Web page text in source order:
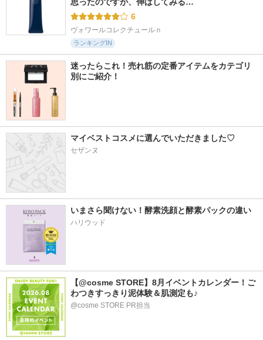
6
ヴォワールコレクチュールｎ
ランキングIN
迷ったらこれ！売れ筋の定番アイテムをカテゴリ
別にご紹介！
マイベストコスメに選んでいただきました♡
セザンヌ
いまさら聞けない！酵素洗顔と酵素パックの違い
ハリウッド
【@cosme STORE】8月イベントカレンダー！ご
わつきすっきり泥体験＆肌測定も♪
@cosme STORE PR担当